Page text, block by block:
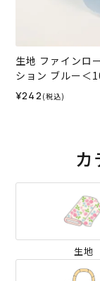
生地 ファインロ
ション ブルー＜
¥242 (税込)
カ
生地